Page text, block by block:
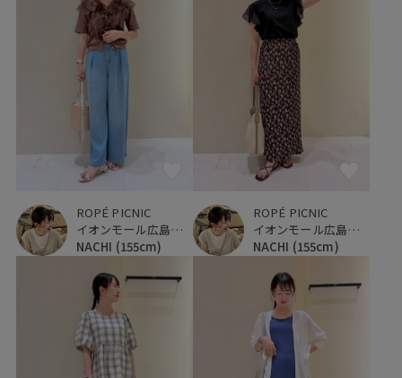
ROPÉ PICNIC
イオンモール広島府中
NACHI (155cm)
ROPÉ PICNIC
イオンモール広島府中
NACHI (155cm)